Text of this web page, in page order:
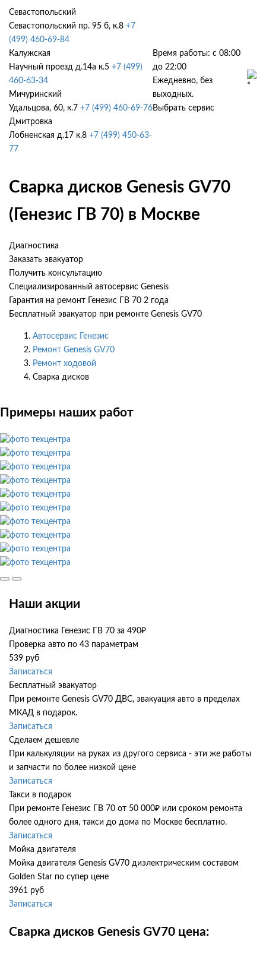
Севастопольский
Севастопольский пр. 95 б, к.8 +7
(499) 460-69-84
Калужская
Научный проезд д.14а к.5 +7 (499)
460-63-34
Мичуринский
Удальцова, 60, к.7 +7 (499) 460-69-76
Дмитровка
Лобненская д.17 к.8 +7 (499) 450-63-
77
Время работы: с 08:00
до 22:00
Ежедневно, без
выходных.
Выбрать сервис
Сварка дисков Genesis GV70
(Генезис ГВ 70) в Москве
Диагностика
Заказать эвакуатор
Получить консультацию
Специализированный автосервис Genesis
Гарантия на ремонт Генезис ГВ 70 2 года
Бесплатный эвакуатор при ремонте Genesis GV70
Автосервис Генезис
Ремонт Genesis GV70
Ремонт ходовой
Сварка дисков
Примеры наших работ
Наши акции
Диагностика Генезис ГВ 70 за 490₽
Проверка авто по 43 параметрам
539 руб
Записаться
Бесплатный эвакуатор
При ремонте Genesis GV70 ДВС, эвакуация авто в пределах
МКАД в подарок.
Записаться
Сделаем дешевле
При калькуляции на руках из другого сервиса - эти же работы
и запчасти по более низкой цене
Записаться
Такси в подарок
При ремонте Генезис ГВ 70 от 50 000₽ или сроком ремонта
более одного дня, такси до дома по Москве бесплатно.
Записаться
Мойка двигателя
Мойка двигателя Genesis GV70 диэлектрическим составом
Golden Star по супер цене
3961 руб
Записаться
Сварка дисков Genesis GV70 цена: